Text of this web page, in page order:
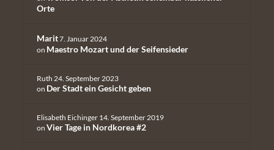
Orte
Marit7. Januar 2024
on Maestro Mozart und der Seifensieder
Ruth 24. September 2023
on Der Stadt ein Gesicht geben
Elisabeth Eichinger 14. September 2019
on Vier Tage in Nordkorea #2